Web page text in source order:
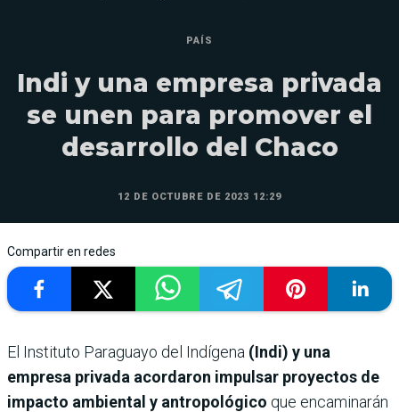
PAÍS
Indi y una empresa privada
se unen para promover el
desarrollo del Chaco
12 DE OCTUBRE DE 2023 12:29
Compartir en redes
El Instituto Paraguayo del Indígena (Indi) y una
empresa privada acordaron impulsar proyectos de
impacto ambiental y antropológico que encaminarán